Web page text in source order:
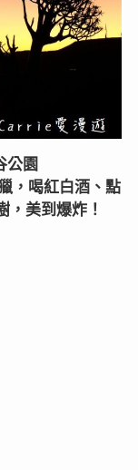
公園
，喝紅白酒、點
，美到爆炸！